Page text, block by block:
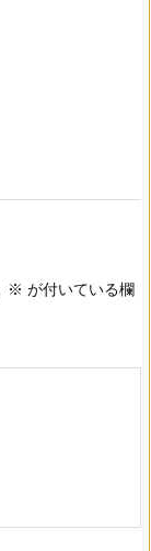
※ が付いている欄